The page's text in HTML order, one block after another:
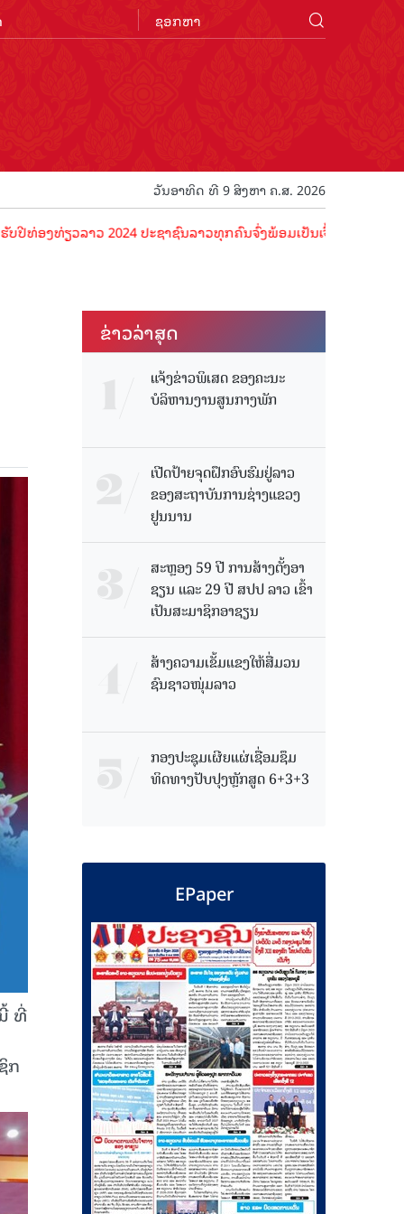
ວັນອາທິດ ທີ 9 ສິງຫາ ຄ.ສ. 2026
ຽວລາວ 2024 ປະຊາຊົນລາວທຸກຄົນຈົ່ງພ້ອມເປັນເຈົ້າພາບທີ່ດີ ຕ້ອນຮັບນັ
ທີ່
ກ
ຂ່າວ​ລ່າ​ສຸດ
ແຈ້ງຂ່າວພິເສດ ຂອງຄະນະ
ບໍລິຫານງານສູນກາງພັກ
ເປີດປ້າຍຈຸດຝຶກອົບຮົມຢູ່ລາວ
ຂອງສະຖາບັນການຊ່າງແຂວງ
ຢູນນານ
ສະຫຼອງ 59 ປີ ການສ້າງຕັ້ງອາ
ຊຽນ ແລະ 29 ປີ ສປປ ລາວ ເຂົ້າ
ເປັນສະມາຊິກອາຊຽນ
ສ້າງຄວາມເຂັ້ມແຂງໃຫ້ສື່ມວນ
ຊົນຊາວໜຸ່ມລາວ
ກອງປະຊຸມເຜີຍແຜ່ເຊື່ອມຊຶມ
ທິດທາງປັບປຸງຫຼັກສູດ 6+3+3
EPaper